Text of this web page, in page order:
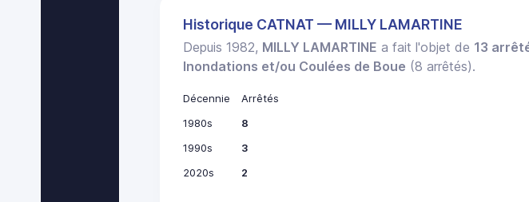
Historique CATNAT — MILLY LAMARTINE
Depuis 1982, MILLY LAMARTINE a fait l'objet de 13
Inondations et/ou Coulées de Boue (8 arrêtés).
Décennie
Arrêtés
1980s
8
1990s
3
2020s
2